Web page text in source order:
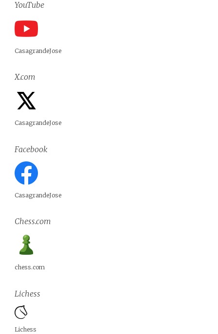
YouTube
CasagrandeJose
X.com
CasagrandeJose
Facebook
CasagrandeJose
Chess.com
chess.com
Lichess
Lichess